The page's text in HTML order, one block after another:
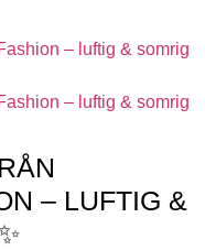
– LUFTIG &